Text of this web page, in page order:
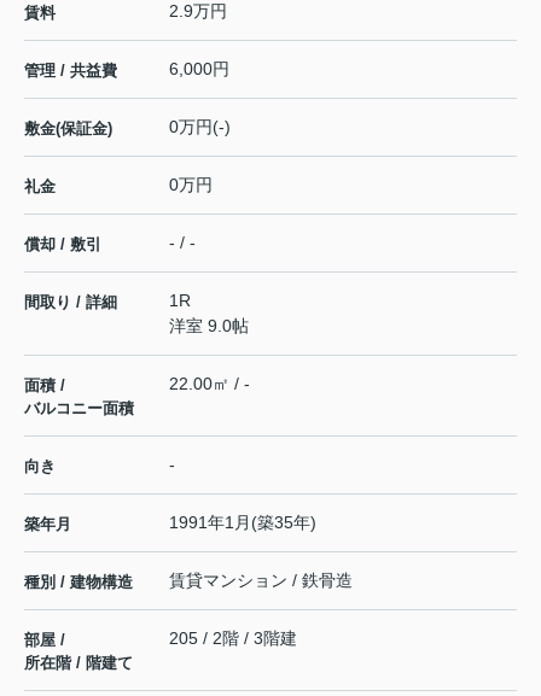
賃料 2.9万円
管理 / 共益費 6,000円
敷金(保証金) 0万円(-)
礼金 0万円
償却 / 敷引 - / -
間取り / 詳細
1R
洋室 9.0帖
面積 /
バルコニー面積
22.00㎡ / -
向き -
築年月 1991年1月(築35年)
種別 / 建物構造 賃貸マンション / 鉄骨造
部屋 /
所在階 / 階建て
205 / 2階 / 3階建